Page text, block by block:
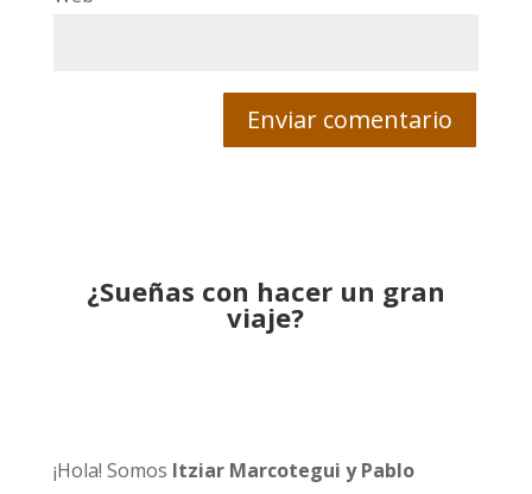
¿Sueñas con hacer un gran
viaje?
¡Hola! Somos Itziar Marcotegui y Pablo